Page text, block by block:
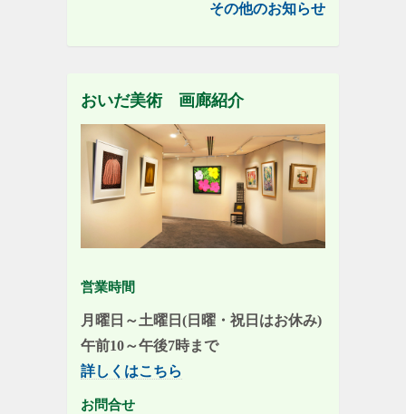
その他のお知らせ
おいだ美術 画廊紹介
営業時間
月曜日～土曜日(日曜・祝日はお休み)
午前10～午後7時まで
詳しくはこちら
お問合せ